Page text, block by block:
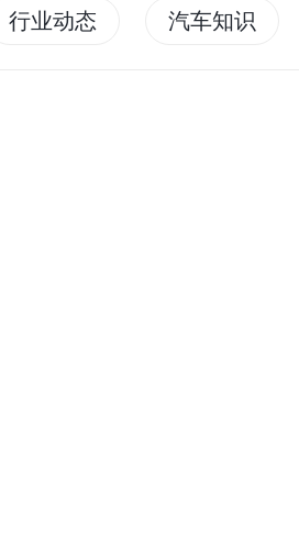
行业动态 汽车知识